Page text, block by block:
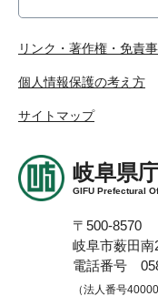
リンク・著作権・免責
個人情報保護の考え方
サイトマップ
岐阜県
GIFU Prefectural
〒500-8570
岐阜市薮田南
電話番号
（法人番号